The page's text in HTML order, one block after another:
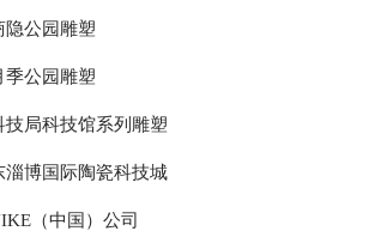
隐公园雕塑
季公园雕塑
技局科技馆系列雕塑
淄博国际陶瓷科技城
（中国）公司